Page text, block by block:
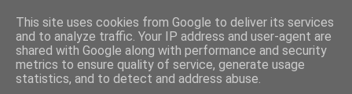
thru lensed eyes
- das Schöne im Fokus -
This site uses cookies from Google to deliver its services
and to analyze traffic. Your IP address and user-agent are
shared with Google along with performance and security
metrics to ensure quality of service, generate usage
statistics, and to detect and address abuse.